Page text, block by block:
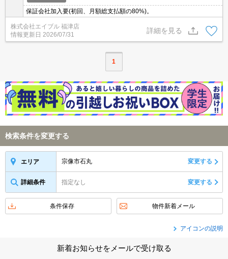
保証会社加入要(初回、月額総支払額の80%)。
株式会社エイブル 福津店
情報更新日 2026/07/31
詳細を見る
1
検索条件を変更する
エリア 宗像市石丸 変更する
詳細条件 指定なし 変更する
条件保存 物件新着メール
アイコンの説明
新着お知らせをメールで受け取る